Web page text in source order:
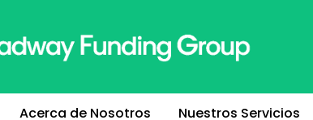
Acerca de Nosotros Nuestros Servicios